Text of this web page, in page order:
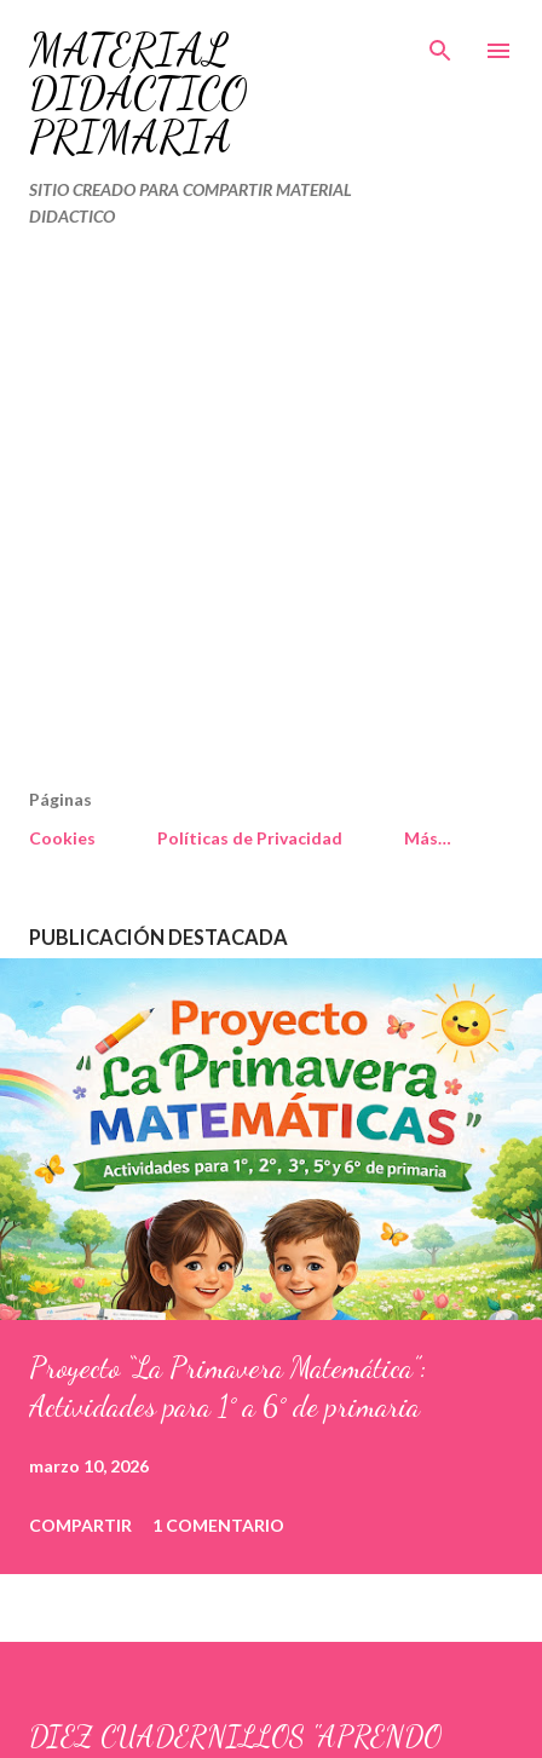
Ir al contenido principal
MATERIAL
DIDÁCTICO
PRIMARIA
SITIO CREADO PARA COMPARTIR MATERIAL
DIDACTICO
Páginas
Cookies
Políticas de Privacidad Más…
PUBLICACIÓN DESTACADA
Proyecto “La Primavera Matemática”:
Actividades para 1° a 6° de primaria
marzo 10, 2026
COMPARTIR 1 COMENTARIO
DIEZ CUADERNILLOS "APRENDO